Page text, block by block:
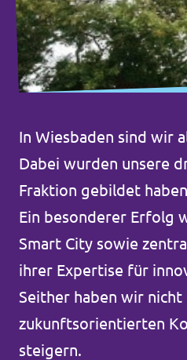
Jobs bei Volt Hessen
Transparenz
Impressum
Kontakt
In Wiesbaden sind wir
Dabei wurden unsere
Fraktion gebildet
Ein besonderer Erfolg
Smart City sowie
ihrer Expertise für
Seither haben wir
zukunftsorientierten
steigern.